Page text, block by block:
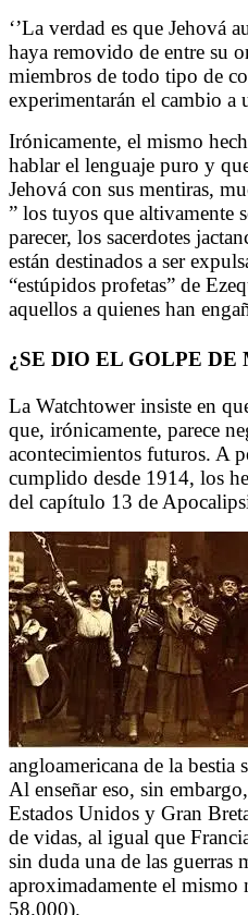
‘’La verdad es que Jehová
haya removido de entre su
miembros de todo tipo de
experimentarán el cambio a
Irónicamente, el mismo
hablar el lenguaje puro y
Jehová con sus mentiras,
” los tuyos que altivamente
parecer, los sacerdotes
están destinados a ser
“estúpidos profetas” de
aquellos a quienes han
¿SE DIO EL GOLPE DE
La Watchtower insiste en
que, irónicamente, parece
acontecimientos futuros. A
cumplido desde 1914, los
del capítulo 13 de
angloamericana de la
Al enseñar eso, sin
Estados Unidos y Gran
de vidas, al igual que
sin duda una de las guerras
aproximadamente el mismo
58.000).